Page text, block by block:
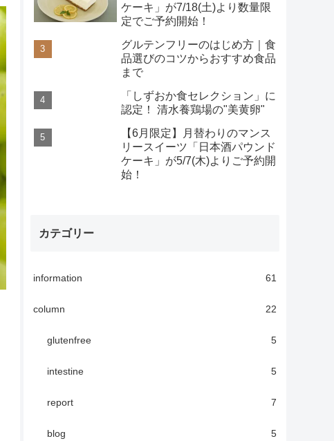
ケーキ」が7/18(土)より数量限
定でご予約開始！
グルテンフリーのはじめ方｜食
品選びのコツからおすすめ食品
まで
「しずおか食セレクション」に
認定！ 清水養鶏場の"美黄卵"
【6月限定】月替わりのマンス
リースイーツ「日本酒パウンド
ケーキ」が5/7(木)よりご予約開
始！
カテゴリー
information 61
column 22
glutenfree 5
intestine 5
report 7
blog 5